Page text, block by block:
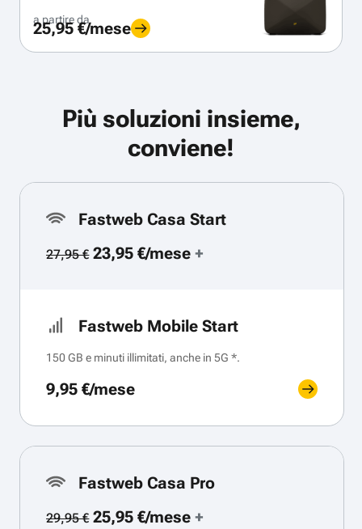
a partire da
25,95 €/mese
Più soluzioni insieme,
conviene!
Fastweb Casa Start
27,95 €23,95 €/mese+
Fastweb Mobile Start
150 GB e minuti illimitati, anche in 5G *.
9,95 €/mese
Fastweb Casa Pro
29,95 €25,95 €/mese+